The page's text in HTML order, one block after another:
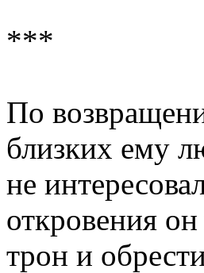
***
По
близких ему
не
откровения
трон и